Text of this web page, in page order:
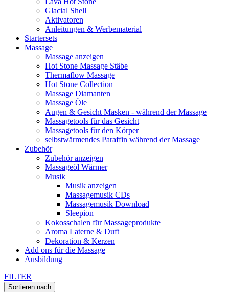
Glacial Shell
Aktivatoren
Anleitungen & Werbematerial
Startersets
Massage
Massage anzeigen
Hot Stone Massage Stäbe
Thermaflow Massage
Hot Stone Collection
Massage Diamanten
Massage Öle
Augen & Gesicht Masken - während der Massage
Massagetools für das Gesicht
Massagetools für den Körper
selbstwärmendes Paraffin während der Massage
Zubehör
Zubehör anzeigen
Massageöl Wärmer
Musik
Musik anzeigen
Massagemusik CDs
Massagemusik Download
Sleepion
Kokosschalen für Massageprodukte
Aroma Laterne & Duft
Dekoration & Kerzen
Add ons für die Massage
Ausbildung
FILTER
Sortieren nach